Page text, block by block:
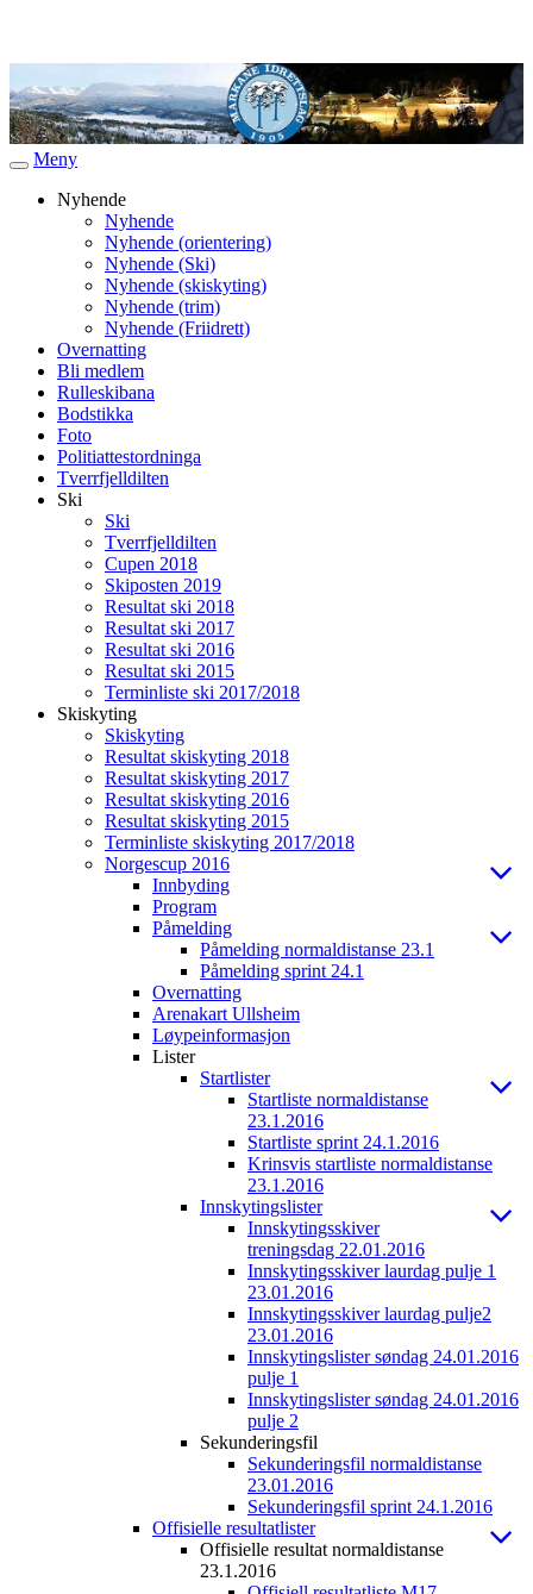
Veksle
navigasjon
Meny
Nyhende
Nyhende
Nyhende (orientering)
Nyhende (Ski)
Nyhende (skiskyting)
Nyhende (trim)
Nyhende (Friidrett)
Overnatting
Bli medlem
Rulleskibana
Bodstikka
Foto
Politiattestordninga
Tverrfjelldilten
Ski
Ski
Tverrfjelldilten
Cupen 2018
Skiposten 2019
Resultat ski 2018
Resultat ski 2017
Resultat ski 2016
Resultat ski 2015
Terminliste ski 2017/2018
Skiskyting
Skiskyting
Resultat skiskyting 2018
Resultat skiskyting 2017
Resultat skiskyting 2016
Resultat skiskyting 2015
Terminliste skiskyting 2017/2018
Norgescup 2016
Innbyding
Program
Påmelding
Påmelding normaldistanse 23.1
Påmelding sprint 24.1
Overnatting
Arenakart Ullsheim
Løypeinformasjon
Lister
Startlister
Startliste normaldistanse
23.1.2016
Startliste sprint 24.1.2016
Krinsvis startliste normaldistanse
23.1.2016
Innskytingslister
Innskytingsskiver
treningsdag 22.01.2016
Innskytingsskiver laurdag pulje 1
23.01.2016
Innskytingsskiver laurdag pulje2
23.01.2016
Innskytingslister søndag 24.01.2016
pulje 1
Innskytingslister søndag 24.01.2016
pulje 2
Sekunderingsfil
Sekunderingsfil normaldistanse
23.01.2016
Sekunderingsfil sprint 24.1.2016
Offisielle resultatlister
Offisielle resultat normaldistanse
23.1.2016